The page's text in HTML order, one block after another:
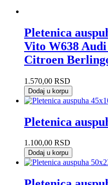
Pletenica
Vito W638
Citroen
1.570,00 RSD
Dodaj u korpu
Pletenica
1.100,00 RSD
Dodaj u korpu